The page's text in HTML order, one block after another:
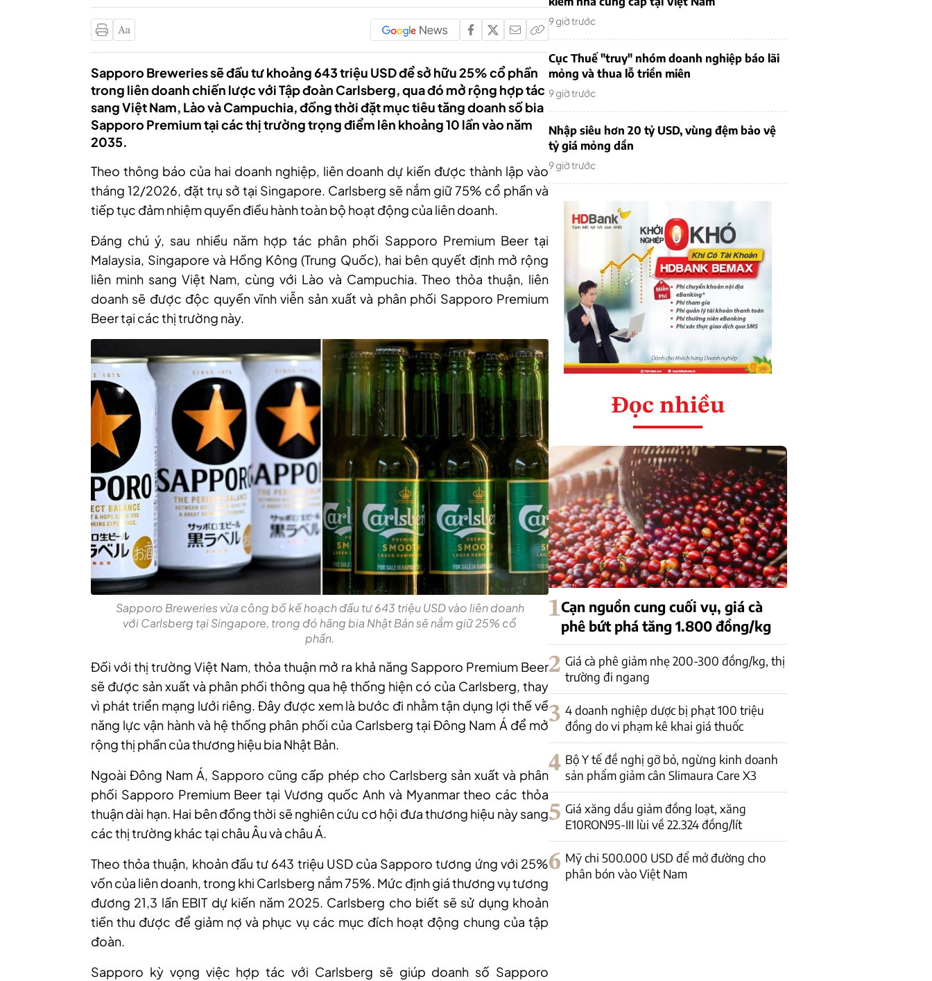
Sapporo Breweries sẽ đầu tư khoảng 643 triệu USD để sở hữu 25% cổ phần
trong liên doanh chiến lược với Tập đoàn Carlsberg, qua đó mở rộng hợp tác
sang Việt Nam, Lào và Campuchia, đồng thời đặt mục tiêu tăng doanh số bia
Sapporo Premium tại các thị trường trọng điểm lên khoảng 10 lần vào năm
2035.
Theo thông báo của hai doanh nghiệp, liên doanh dự kiến được thành lập vào
tháng 12/2026, đặt trụ sở tại Singapore. Carlsberg sẽ nắm giữ 75% cổ phần và
tiếp tục đảm nhiệm quyền điều hành toàn bộ hoạt động của liên doanh.
Đáng chú ý, sau nhiều năm hợp tác phân phối Sapporo Premium Beer tại
Malaysia, Singapore và Hồng Kông (Trung Quốc), hai bên quyết định mở rộng
liên minh sang Việt Nam, cùng với Lào và Campuchia. Theo thỏa thuận, liên
doanh sẽ được độc quyền vĩnh viễn sản xuất và phân phối Sapporo Premium
Beer tại các thị trường này.
Sapporo Breweries vừa công bố kế hoạch đầu tư 643 triệu USD vào liên doanh
với Carlsberg tại Singapore, trong đó hãng bia Nhật Bản sẽ nắm giữ 25% cổ
phần.
Đối với thị trường Việt Nam, thỏa thuận mở ra khả năng Sapporo Premium Beer
sẽ được sản xuất và phân phối thông qua hệ thống hiện có của Carlsberg, thay
vì phát triển mạng lưới riêng. Đây được xem là bước đi nhằm tận dụng lợi thế về
năng lực vận hành và hệ thống phân phối của Carlsberg tại Đông Nam Á để mở
rộng thị phần của thương hiệu bia Nhật Bản.
Ngoài Đông Nam Á, Sapporo cũng cấp phép cho Carlsberg sản xuất và phân
phối Sapporo Premium Beer tại Vương quốc Anh và Myanmar theo các thỏa
thuận dài hạn. Hai bên đồng thời sẽ nghiên cứu cơ hội đưa thương hiệu này sang
các thị trường khác tại châu Âu và châu Á.
Theo thỏa thuận, khoản đầu tư 643 triệu USD của Sapporo tương ứng với 25%
vốn của liên doanh, trong khi Carlsberg nắm 75%. Mức định giá thương vụ tương
đương 21,3 lần EBIT dự kiến năm 2025. Carlsberg cho biết sẽ sử dụng khoản
tiền thu được để giảm nợ và phục vụ các mục đích hoạt động chung của tập
đoàn.
Sapporo kỳ vọng việc hợp tác với Carlsberg sẽ giúp doanh số Sapporo
9 giờ trước
Cục Thuế "truy" nhóm doanh nghiệp báo lãi
mỏng và thua lỗ triền miên
9 giờ trước
Nhập siêu hơn 20 tỷ USD, vùng đệm bảo vệ
tỷ giá mỏng dần
9 giờ trước
Đọc nhiều
1Cạn nguồn cung cuối vụ, giá cà
phê bứt phá tăng 1.800 đồng/kg
2 Giá cà phê giảm nhẹ 200-300 đồng/kg, thị
trường đi ngang
3 4 doanh nghiệp dược bị phạt 100 triệu
đồng do vi phạm kê khai giá thuốc
4 Bộ Y tế đề nghị gỡ bỏ, ngừng kinh doanh
sản phẩm giảm cân Slimaura Care X3
5 Giá xăng dầu giảm đồng loạt, xăng
E10RON95-III lùi về 22.324 đồng/lít
6 Mỹ chi 500.000 USD để mở đường cho
phân bón vào Việt Nam